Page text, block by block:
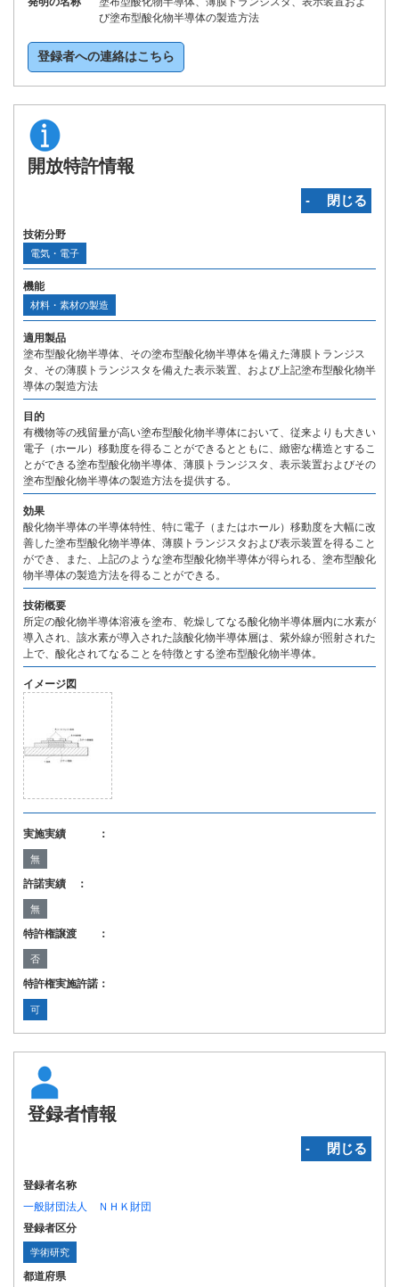
び塗布型酸化物半導体の製造方法
登録者への連絡はこちら
開放特許情報
‐ 閉じる
技術分野
電気・電子
機能
材料・素材の製造
適用製品
塗布型酸化物半導体、その塗布型酸化物半導体を備えた薄膜トランジス
タ、その薄膜トランジスタを備えた表示装置、および上記塗布型酸化物半
導体の製造方法
目的
有機物等の残留量が高い塗布型酸化物半導体において、従来よりも大きい
電子（ホール）移動度を得ることができるとともに、緻密な構造とするこ
とができる塗布型酸化物半導体、薄膜トランジスタ、表示装置およびその
塗布型酸化物半導体の製造方法を提供する。
効果
酸化物半導体の半導体特性、特に電子（またはホール）移動度を大幅に改
善した塗布型酸化物半導体、薄膜トランジスタおよび表示装置を得ること
ができ、また、上記のような塗布型酸化物半導体が得られる、塗布型酸化
物半導体の製造方法を得ることができる。
技術概要
所定の酸化物半導体溶液を塗布、乾燥してなる酸化物半導体層内に水素が
導入され、該水素が導入された該酸化物半導体層は、紫外線が照射された
上で、酸化されてなることを特徴とする塗布型酸化物半導体。
イメージ図
実施実績 ：
無
許諾実績 ：
無
特許権譲渡 ：
否
特許権実施許諾：
可
登録者情報
‐ 閉じる
登録者名称
一般財団法人 ＮＨＫ財団
登録者区分
学術研究
都道府県